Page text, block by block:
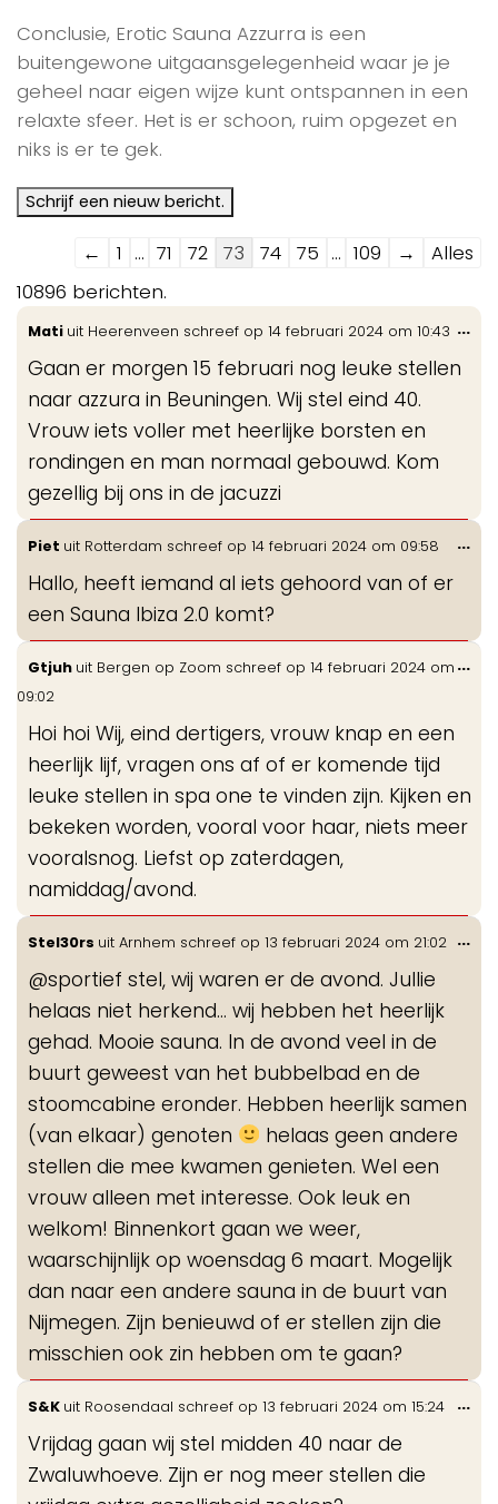
Conclusie, Erotic Sauna Azzurra is een
buitengewone uitgaansgelegenheid waar je je
geheel naar eigen wijze kunt ontspannen in een
relaxte sfeer. Het is er schoon, ruim opgezet en
niks is er te gek.
Navigatie
door
de
gastenboek-
lijst
← 1 ... 71 72 73 74 75 ... 109 →
Alles
10896 berichten.
Mati uit Heerenveen schreef op 14 februari 2024 om 10:43
Gaan er morgen 15 februari nog leuke stellen
naar azzura in Beuningen. Wij stel eind 40.
Vrouw iets voller met heerlijke borsten en
rondingen en man normaal gebouwd. Kom
gezellig bij ons in de jacuzzi
...
Piet uit Rotterdam schreef op 14 februari 2024 om 09:58
Hallo, heeft iemand al iets gehoord van of er
een Sauna Ibiza 2.0 komt?
...
Gtjuh uit Bergen op Zoom schreef op 14 februari 2024 om
09:02
Hoi hoi Wij, eind dertigers, vrouw knap en een
heerlijk lijf, vragen ons af of er komende tijd
leuke stellen in spa one te vinden zijn. Kijken en
bekeken worden, vooral voor haar, niets meer
vooralsnog. Liefst op zaterdagen,
namiddag/avond.
...
Stel30rs uit Arnhem schreef op 13 februari 2024 om 21:02
@sportief stel, wij waren er de avond. Jullie
helaas niet herkend… wij hebben het heerlijk
gehad. Mooie sauna. In de avond veel in de
buurt geweest van het bubbelbad en de
stoomcabine eronder. Hebben heerlijk samen
(van elkaar) genoten
helaas geen andere
stellen die mee kwamen genieten. Wel een
vrouw alleen met interesse. Ook leuk en
welkom! Binnenkort gaan we weer,
waarschijnlijk op woensdag 6 maart. Mogelijk
dan naar een andere sauna in de buurt van
Nijmegen. Zijn benieuwd of er stellen zijn die
misschien ook zin hebben om te gaan?
...
S&K uit Roosendaal schreef op 13 februari 2024 om 15:24
Vrijdag gaan wij stel midden 40 naar de
Zwaluwhoeve. Zijn er nog meer stellen die
...